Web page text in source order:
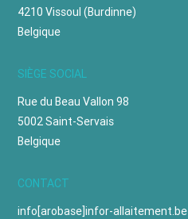
4210 Vissoul (Burdinne)
Belgique
SIÈGE SOCIAL
Rue du Beau Vallon 98
5002 Saint-Servais
Belgique
CONTACT
info[arobase]infor-allaitement.be